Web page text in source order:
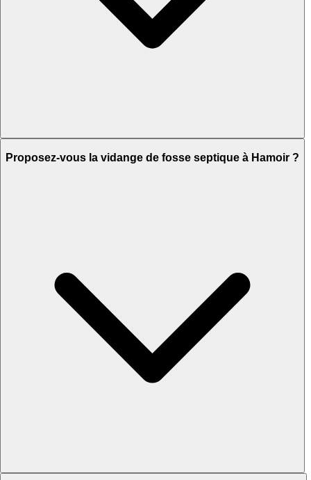
Proposez-vous la vidange de fosse septique à Hamoir ?